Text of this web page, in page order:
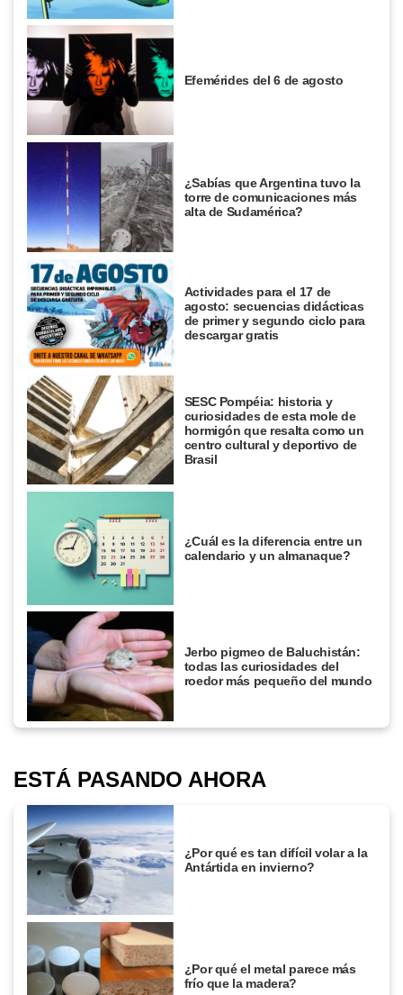
Efemérides del 6 de agosto
¿Sabías que Argentina tuvo la
torre de comunicaciones más
alta de Sudamérica?
Actividades para el 17 de
agosto: secuencias didácticas
de primer y segundo ciclo para
descargar gratis
SESC Pompéia: historia y
curiosidades de esta mole de
hormigón que resalta como un
centro cultural y deportivo de
Brasil
¿Cuál es la diferencia entre un
calendario y un almanaque?
Jerbo pigmeo de Baluchistán:
todas las curiosidades del
roedor más pequeño del mundo
ESTÁ PASANDO AHORA
¿Por qué es tan difícil volar a la
Antártida en invierno?
¿Por qué el metal parece más
frío que la madera?